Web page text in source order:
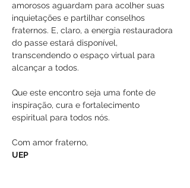
amorosos aguardam para acolher suas
inquietações e partilhar conselhos
fraternos. E, claro, a energia restauradora
do passe estará disponível,
transcendendo o espaço virtual para
alcançar a todos.
Que este encontro seja uma fonte de
inspiração, cura e fortalecimento
espiritual para todos nós.
Com amor fraterno,
UEP